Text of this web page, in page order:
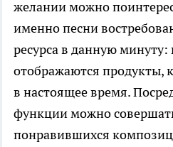
желании можно
именно песни
ресурса в данную минуту:
отображаются продукты,
в настоящее время.
функции можно
понравившихся